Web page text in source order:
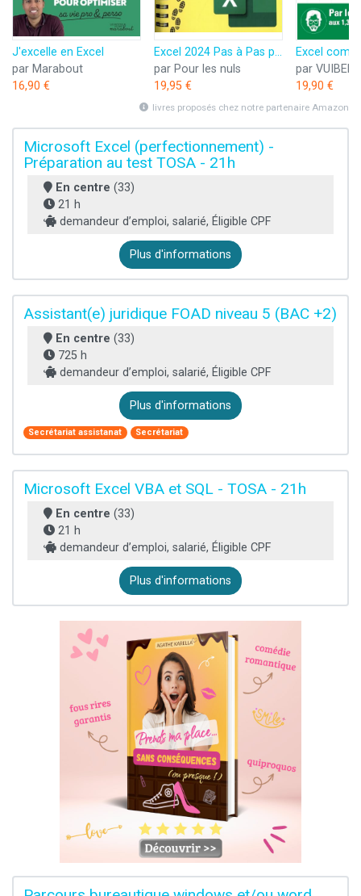
J'excelle en Excel
par Marabout
16,90 €
Excel 2024 Pas à Pas pour les Nuls
par Pour les nuls
19,95 €
par VUIBERT
19,90 €
livres proposés chez notre partenaire Amazon
Microsoft Excel (perfectionnement) -
Préparation au test TOSA - 21h
En centre (33)
21 h
demandeur d’emploi, salarié, Éligible CPF
Plus d'informations
Assistant(e) juridique FOAD niveau 5 (BAC +2)
En centre (33)
725 h
demandeur d’emploi, salarié, Éligible CPF
Plus d'informations
Secrétariat assistanat Secrétariat
Microsoft Excel VBA et SQL - TOSA - 21h
En centre (33)
21 h
demandeur d’emploi, salarié, Éligible CPF
Plus d'informations